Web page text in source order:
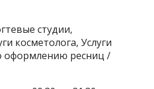
студии,
косметолога, Услуги
оформлению ресниц /